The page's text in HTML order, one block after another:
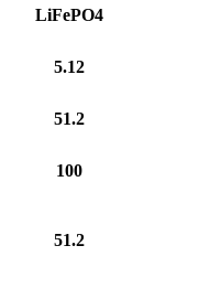
LiFePO4
5.12
51.2
100
51.2